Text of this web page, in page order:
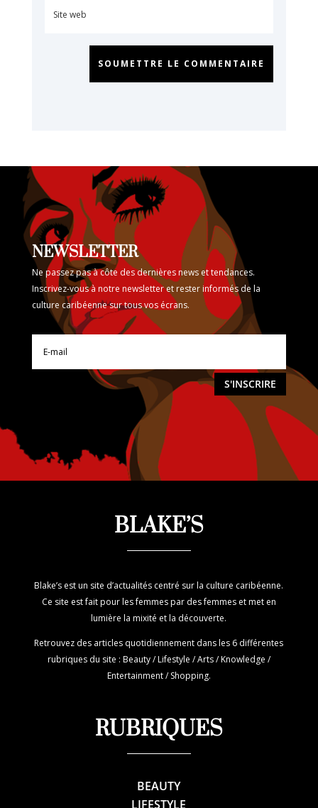
SOUMETTRE LE COMMENTAIRE
NEWSLETTER
Ne passez pas à côte des dernières news et tendances.
Inscrivez-vous à notre newsletter et rester informés de la
culture caribéenne sur tous vos écrans.
S'INSCRIRE
BLAKE’S
Blake’s est un site d’actualités centré sur la culture caribéenne.
Ce site est fait pour les femmes par des femmes et met en
lumière la mixité et la découverte.
Retrouvez des articles quotidiennement dans les 6 différentes
rubriques du site : Beauty / Lifestyle / Arts / Knowledge /
Entertainment / Shopping.
RUBRIQUES
BEAUTY
LIFESTYLE